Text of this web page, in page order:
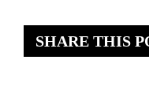
SHARE THIS